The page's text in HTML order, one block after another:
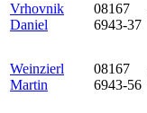
Vrhovnik
Daniel
08167
6943-37
Weinzierl
Martin
08167
6943-56